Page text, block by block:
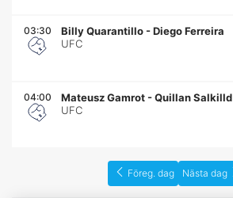
03:30 Billy Quarantillo -Diego Ferreira
UFC
04:00 Mateusz Gamrot -Quillan Salkilld
UFC
Föreg. dag Nästa dag